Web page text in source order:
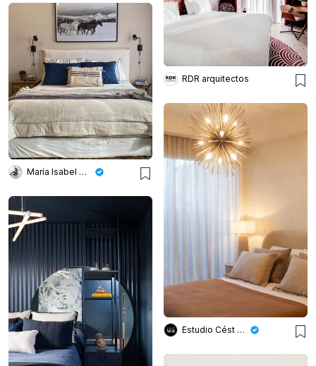
RDR arquitectos
María Isabel Wetzel
Estudio Cést Moi